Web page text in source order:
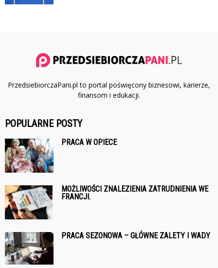
PrzedsiebiorczaPani.pl to portal poświęcony biznesowi, karierze,
finansom i edukacji.
POPULARNE POSTY
PRACA W OPIECE
MOŻLIWOŚCI ZNALEZIENIA ZATRUDNIENIA WE
FRANCJI.
PRACA SEZONOWA – GŁÓWNE ZALETY I WADY